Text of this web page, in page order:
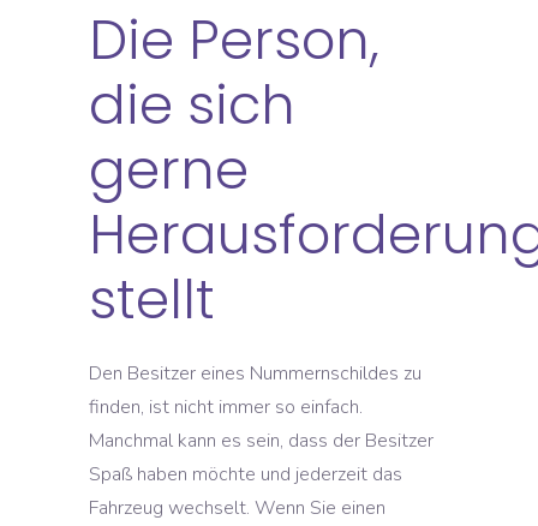
Die Person,
die sich
gerne
stellt
Den Besitzer eines Nummernschildes zu
finden, ist nicht immer so einfach.
Manchmal kann es sein, dass der Besitzer
Spaß haben möchte und jederzeit das
Fahrzeug wechselt. Wenn Sie einen